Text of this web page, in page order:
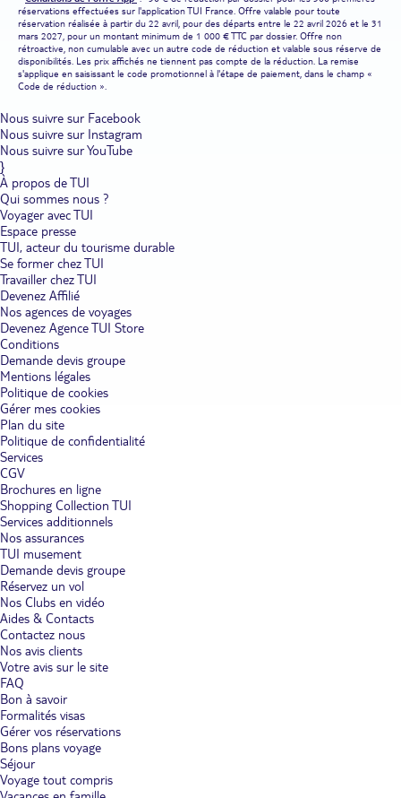
réservations effectuées sur l'application TUI France. Offre valable pour toute
réservation réalisée à partir du 22 avril, pour des départs entre le 22 avril 2026 et le 31
mars 2027, pour un montant minimum de 1 000 € TTC par dossier. Offre non
rétroactive, non cumulable avec un autre code de réduction et valable sous réserve de
disponibilités. Les prix affichés ne tiennent pas compte de la réduction. La remise
s'applique en saisissant le code promotionnel à l'étape de paiement, dans le champ «
Code de réduction ».
Nous suivre sur Facebook
Nous suivre sur Instagram
Nous suivre sur YouTube
}
À propos de TUI
Qui sommes nous ?
Voyager avec TUI
Espace presse
TUI, acteur du tourisme durable
Se former chez TUI
Travailler chez TUI
Devenez Affilié
Nos agences de voyages
Devenez Agence TUI Store
Conditions
Demande devis groupe
Mentions légales
Politique de cookies
Gérer mes cookies
Plan du site
Politique de confidentialité
Services
CGV
Brochures en ligne
Shopping Collection TUI
Services additionnels
Nos assurances
TUI musement
Demande devis groupe
Réservez un vol
Nos Clubs en vidéo
Aides & Contacts
Contactez nous
Nos avis clients
Votre avis sur le site
FAQ
Bon à savoir
Formalités visas
Gérer vos réservations
Bons plans voyage
Séjour
Voyage tout compris